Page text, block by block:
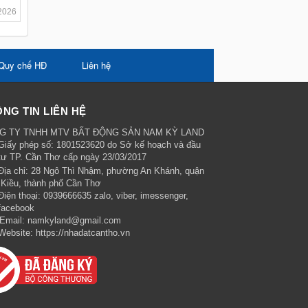
chế HĐ Liên hệ
TIN LIÊN HỆ
TY TNHH MTV BẤT ĐỘNG SẢN NAM KỲ LAND
phép số: 1801523620 do Sở kế hoạch và đầu
TP. Cần Thơ cấp ngày 23/03/2017
chỉ: 28 Ngô Thì Nhậm, phường An Khánh, quận
Kiều, thành phố Cần Thơ
thoại: 0939666635 zalo, viber, imessenger,
Email: namkyland@gmail.com
https://nhadatcantho.vn